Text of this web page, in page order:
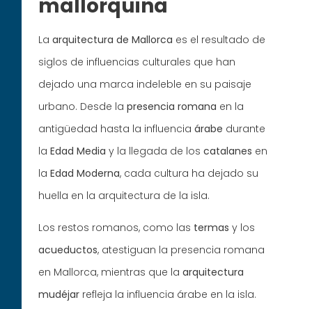
mallorquina
Laarquitectura de Mallorca es el resultado de
siglos de influencias culturales que han
dejado una marca indeleble en su paisaje
urbano. Desde lapresencia romana en la
antigüedad hasta la influenciaárabe durante
laEdad Media y la llegada de loscatalanes en
laEdad Moderna, cada cultura ha dejado su
huella en la arquitectura de la isla.
Los restos romanos, como las termas y los
acueductos, atestiguan la presencia romana
en Mallorca, mientras que laarquitectura
mudéjar refleja la influencia árabe en la isla.